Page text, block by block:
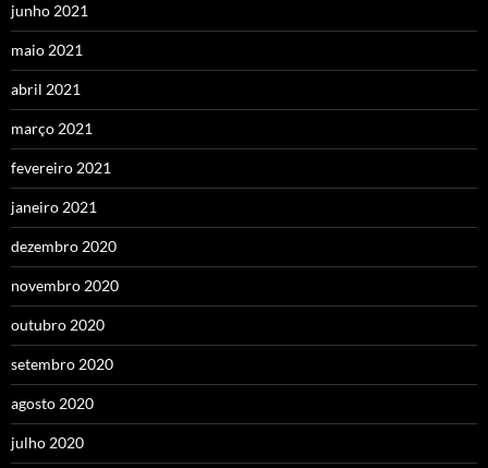
junho 2021
maio 2021
abril 2021
março 2021
fevereiro 2021
janeiro 2021
dezembro 2020
novembro 2020
outubro 2020
setembro 2020
agosto 2020
julho 2020